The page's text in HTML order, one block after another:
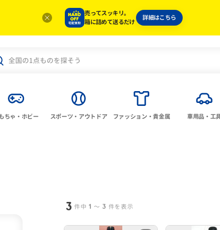
売ってスッキリ。
箱に詰めて送るだけ
詳細はこちら
ちゃ・ホビー スポーツ・アウトドア ファッション・貴金属 車用品・工
3 件中 1 〜 3 件を表示